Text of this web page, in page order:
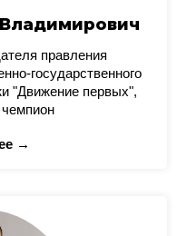
правления
государственного
"Движение первых",
→